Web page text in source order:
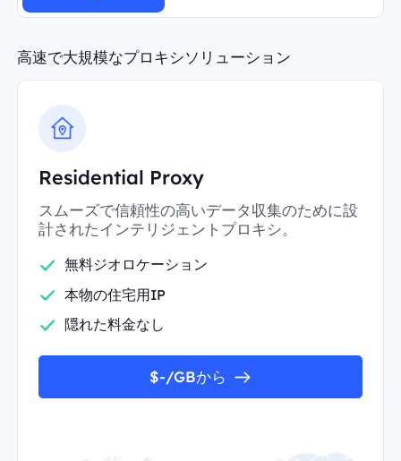
高速で大規模なプロキシソリューション
Residential Proxy
スムーズで信頼性の高いデータ収集のために設
計されたインテリジェントプロキシ。
無料ジオロケーション
本物の住宅用IP
隠れた料金なし
$-/GBから